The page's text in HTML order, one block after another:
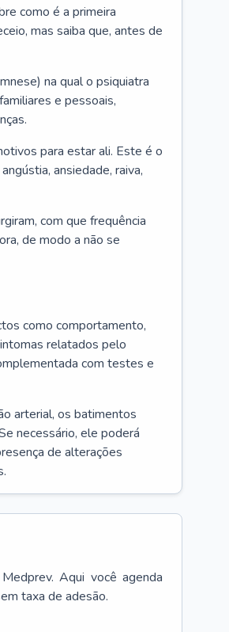
como é a primeira
mas saiba que, antes de
na qual o psiquiatra
e pessoais,
para estar ali. Este é o
ansiedade, raiva,
com que frequência
de modo a não se
como comportamento,
relatados pelo
com testes e
arterial, os batimentos
necessário, ele poderá
de alterações
Aqui você agenda
taxa de adesão.